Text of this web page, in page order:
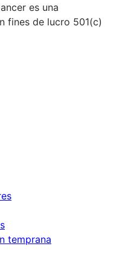
es una
fines de lucro 501(c)
temprana